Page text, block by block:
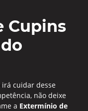
Cupins
irá cuidar desse
não deixe
a Extermínio de